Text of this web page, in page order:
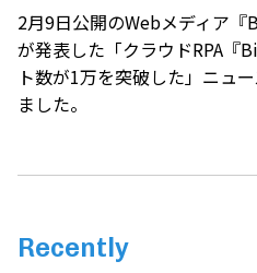
2月9日公開のWebメディア『
が発表した「クラウドRPA『
ト数が1万を突破した」ニュ
ました。
Recently